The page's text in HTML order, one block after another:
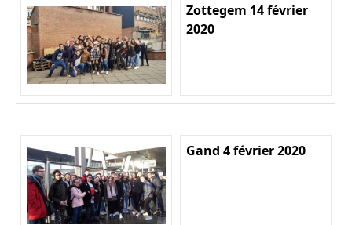
Zottegem 14 février
2020
Gand 4 février 2020